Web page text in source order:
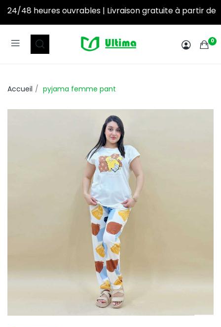
48 heures ouvrables | Livraison gratuite à partir de 250DT
0
Accueil pyjama femme pant